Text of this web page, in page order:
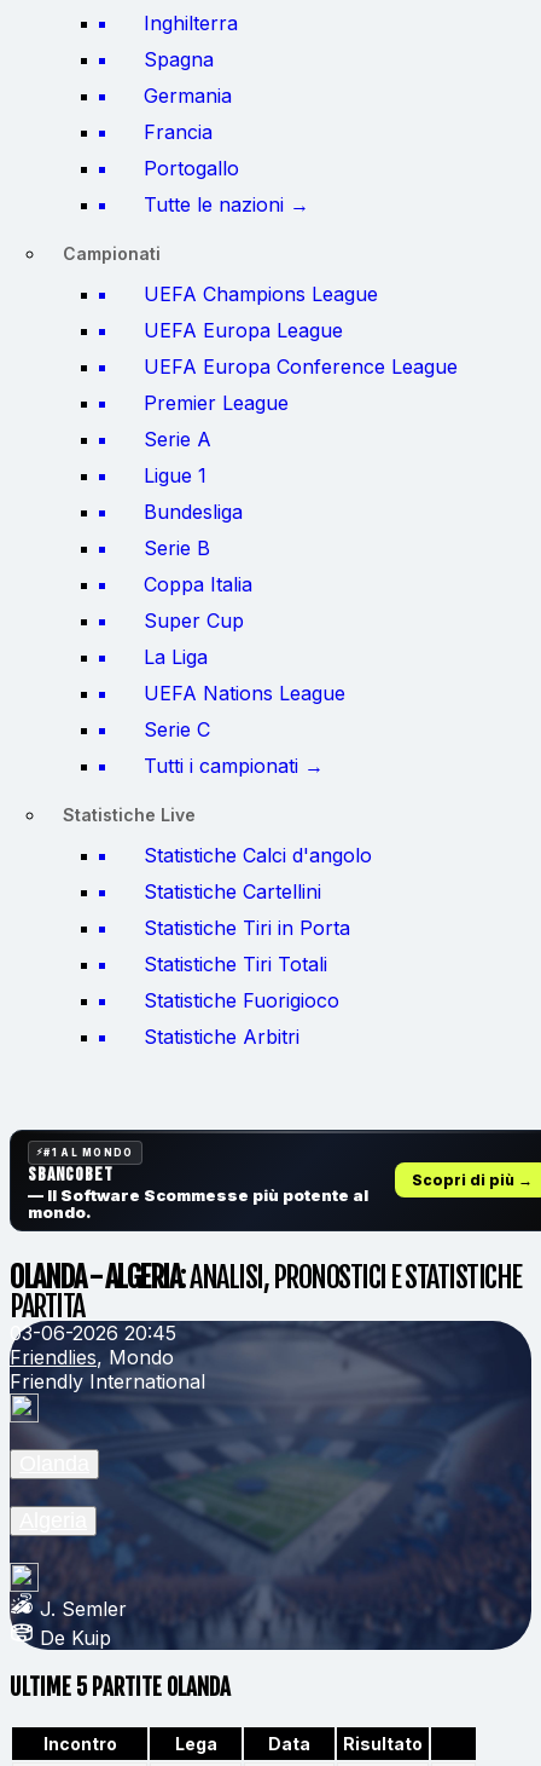
Inghilterra
Spagna
Germania
Francia
Portogallo
Tutte le nazioni →
Campionati
UEFA Champions League
UEFA Europa League
UEFA Europa Conference League
Premier League
Serie A
Ligue 1
Bundesliga
Serie B
Coppa Italia
Super Cup
La Liga
UEFA Nations League
Serie C
Tutti i campionati →
Statistiche Live
Statistiche Calci d'angolo
Statistiche Cartellini
Statistiche Tiri in Porta
Statistiche Tiri Totali
Statistiche Fuorigioco
Statistiche Arbitri
#1 AL MONDO
SbancoBet
— Il Software Scommesse più potente al
mondo.
Scopri di più →
OLANDA - ALGERIA: ANALISI, PRONOSTICI E STATISTICHE
PARTITA
03-06-2026 20:45
Friendlies, Mondo
Friendly International
J. Semler
De Kuip
ULTIME 5 PARTITE OLANDA
Incontro Lega Data
Risultato